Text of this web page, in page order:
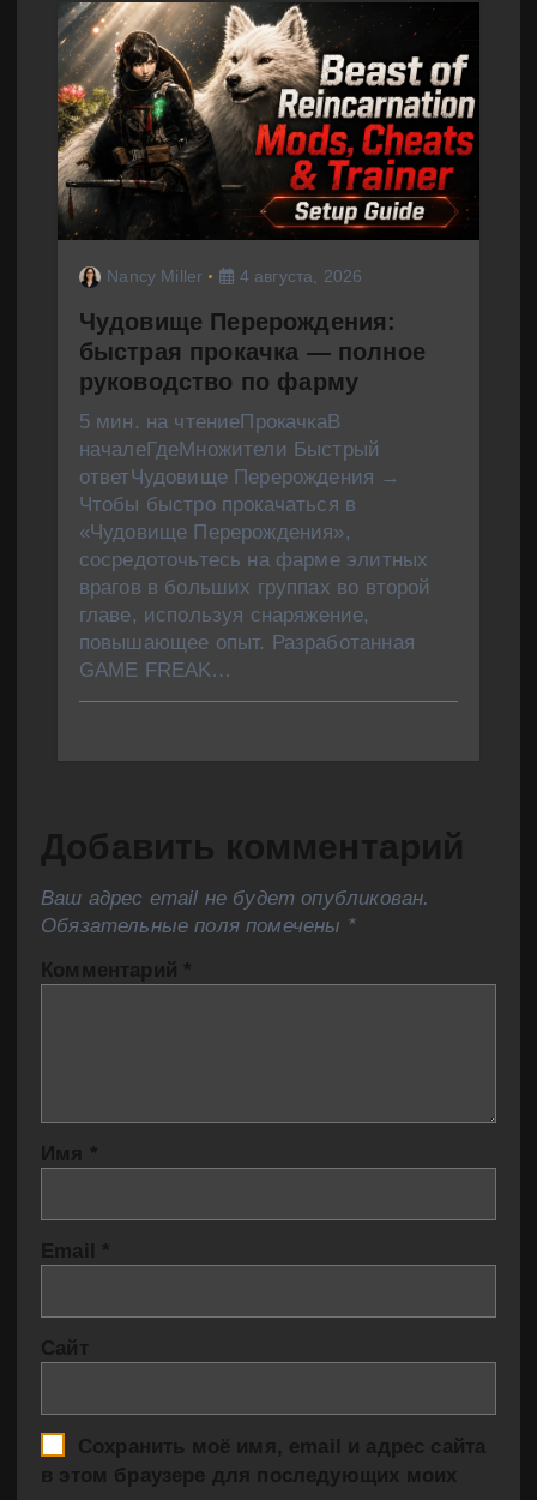
Nancy Miller 4 августа, 2026
Чудовище Перерождения:
быстрая прокачка — полное
руководство по фарму
5 мин. на чтениеПрокачкаВ
началеГдеМножители Быстрый
ответЧудовище Перерождения →
Чтобы быстро прокачаться в
«Чудовище Перерождения»,
сосредоточьтесь на фарме элитных
врагов в больших группах во второй
главе, используя снаряжение,
повышающее опыт. Разработанная
GAME FREAK…
Добавить комментарий
Ваш адрес email не будет опубликован.
Обязательные поля помечены *
Комментарий *
Имя *
Email *
Сайт
Сохранить моё имя, email и адрес сайта
в этом браузере для последующих моих